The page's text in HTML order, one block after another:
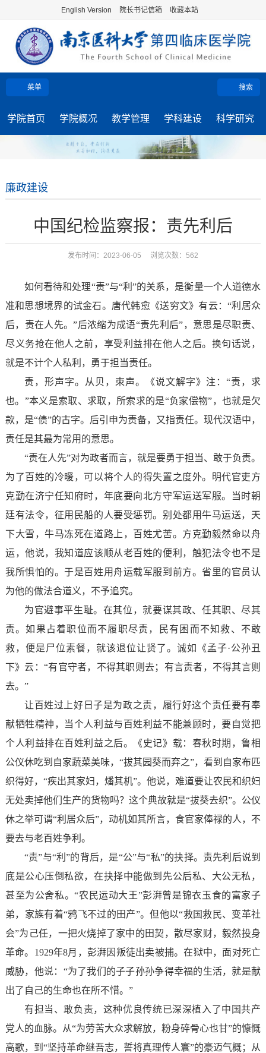
English Version 院长书记信箱 收藏本站
菜单 搜索
学院首页 学院概况 教学管理 学科建设 科学研究
廉政建设
中国纪检监察报：责先利后
发布时间：2023-06-05 浏览次数： 562
如何看待和处理“责”与“利”的关系，是衡量一个人道德水
准和思想境界的试金石。唐代韩愈《送穷文》有云：“利居众
后，责在人先。”后浓缩为成语“责先利后”，意思是尽职责、
尽义务抢在他人之前，享受利益排在他人之后。换句话说，
就是不计个人私利，勇于担当责任。
责，形声字。从贝，朿声。《说文解字》注：“责，求
也。”本义是索取、求取，所索求的是“负家偿物”，也就是欠
款，是“债”的古字。后引申为责备，又指责任。现代汉语中，
责任是其最为常用的意思。
“责在人先”对为政者而言，就是要勇于担当、敢于负责。
为了百姓的冷暖，可以将个人的得失置之度外。明代官吏方
克勤在济宁任知府时，年底要向北方守军运送军服。当时朝
廷有法令，征用民船的人要受惩罚。别处都用牛马运送，天
下大雪，牛马冻死在道路上，百姓尤苦。方克勤毅然命以舟
运，他说，我知道应该顺从老百姓的便利，触犯法令也不是
我所惧怕的。于是百姓用舟运载军服到前方。省里的官员认
为他的做法合道义，不予追究。
为官避事平生耻。在其位，就要谋其政、任其职、尽其
责。如果占着职位而不履职尽责，民有困而不知救、不敢
救，便是尸位素餐，就该退位让贤了。诚如《孟子·公孙丑
下》云：“有官守者，不得其职则去；有言责者，不得其言则
去。”
让百姓过上好日子是为政之责，履行好这个责任要有奉
献牺牲精神，当个人利益与百姓利益不能兼顾时，要自觉把
个人利益排在百姓利益之后。《史记》载：春秋时期，鲁相
公仪休吃到自家蔬菜美味，“拔其园葵而弃之”，看到自家布匹
织得好，“疾出其家妇，燔其机”。他说，难道要让农民和织妇
无处卖掉他们生产的货物吗？这个典故就是“拔葵去织”。公仪
休之举可谓“利居众后”，动机如其所言，食官家俸禄的人，不
要去与老百姓争利。
“责”与“利”的背后，是“公”与“私”的抉择。责先利后说到
底是公心压倒私欲，在抉择中能做到先公后私、大公无私，
甚至为公舍私。“农民运动大王”彭湃曾是锦衣玉食的富家子
弟，家族有着“鸦飞不过的田产”。但他以“救国救民、变革社
会”为己任，一把火烧掉了家中的田契，散尽家财，毅然投身
革命。1929年8月，彭湃因叛徒出卖被捕。在狱中，面对死亡
威胁，他说：“为了我们的子子孙孙争得幸福的生活，就是献
出了自己的生命也在所不惜。”
有担当、敢负责，这种优良传统已深深植入了中国共产
党人的血脉。从“为劳苦大众求解放，粉身碎骨心也甘”的慷慨
高歌，到“坚持革命继吾志，誓将真理传人寰”的豪迈气概；从